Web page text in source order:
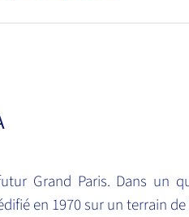
Grand Paris. Dans un
en 1970 sur un terrain de